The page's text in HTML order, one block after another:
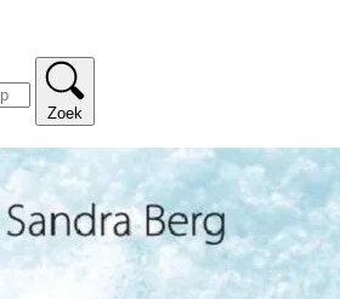
Zoek